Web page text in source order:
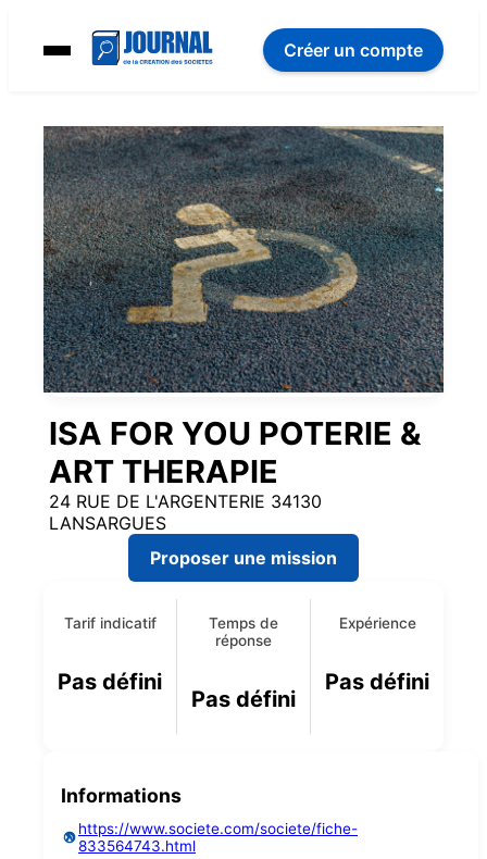
Créer un compte
ISA FOR YOU POTERIE &
ART THERAPIE
24 RUE DE L'ARGENTERIE 34130
LANSARGUES
Proposer une mission
Tarif indicatif
Pas défini
Temps de
réponse
Pas défini
Expérience
Pas défini
Informations
https://www.societe.com/societe/fiche-
833564743.html